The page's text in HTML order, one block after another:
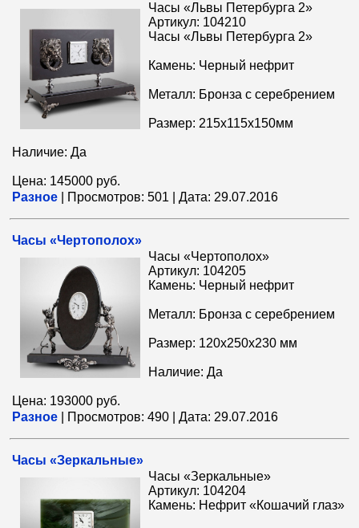
Часы «Львы Петербурга 2»
Артикул: 104210
Часы «Львы Петербурга 2»
Камень: Черный нефрит
Металл: Бронза с серебрением
Размер: 215х115х150мм
Наличие: Да
Цена: 145000 руб.
Разное
Просмотров: 501 Дата: 29.07.2016
Часы «Чертополох»
Часы «Чертополох»
Артикул: 104205
Камень: Черный нефрит
Металл: Бронза с серебрением
Размер: 120x250x230 мм
Наличие: Да
Цена: 193000 руб.
Разное
Просмотров: 490 Дата: 29.07.2016
Часы «Зеркальные»
Часы «Зеркальные»
Артикул: 104204
Камень: Нефрит «Кошачий глаз»